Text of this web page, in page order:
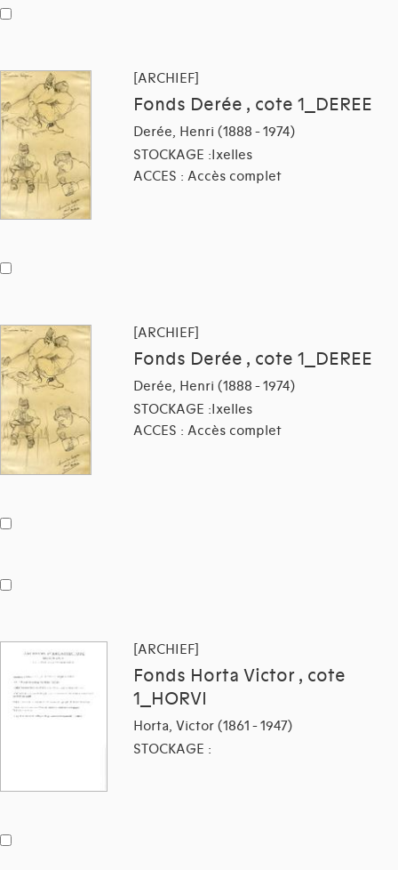
[ARCHIEF]
Fonds Derée , cote 1_DEREE
Derée, Henri (1888 - 1974)
STOCKAGE :Ixelles
ACCES : Accès complet
[ARCHIEF]
Fonds Derée , cote 1_DEREE
Derée, Henri (1888 - 1974)
STOCKAGE :Ixelles
ACCES : Accès complet
[ARCHIEF]
Fonds Horta Victor , cote
1_HORVI
Horta, Victor (1861 - 1947)
STOCKAGE :